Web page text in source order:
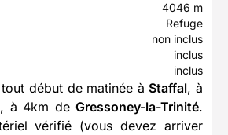
4046 m
Refuge
non inclus
inclus
inclus
début de matinée à Staffal, à
à 4km de Gressoney-la-Trinité.
vérifié (vous devez arriver